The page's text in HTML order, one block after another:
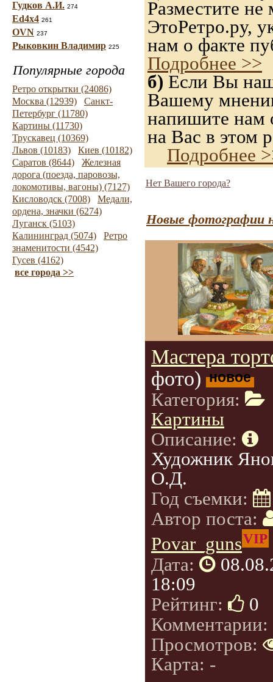
Гудков А.И. 274
Ed4x4 261
OVN 237
Рыковкин Владимир 225
Популярные города
Ретро открытки (24086)
Москва (12939)
Санкт-
Петербург (11780)
Картины (11730)
Трускавец (10369)
Львов (10183)
Киев (10182)
Саратов (8644)
Железная
дорога (поезда, паровозы,
локомотивы, вагоны) (7127)
Кисловодск (7008)
Медали,
ордена, значки (6274)
Луганск (5103)
Калининград (5074)
Ретро
знаменитости (4542)
Гусев (4162)
все города >>
Разместите
ЭтоРетро.ру,
нам о факте
Подробнее >>
б) Если Вы
Вашему
напишите нам
на Вас в этом
Подробнее
Нет Вашего города?
Новые фотографии
Мастера
фото) новое
Категория:
Картины
Описание:
Художник
О.Д.
Год съемки:
Автор поста:
Povar_gunsVIP
Дата:
18:09
Рейтинг:
0
Комментарии:
Просмотров:
Карта: -